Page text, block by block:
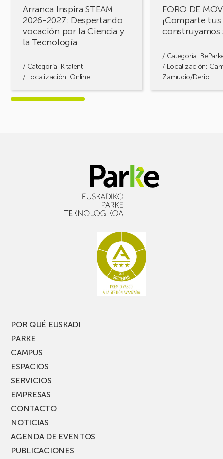
Arranca Inspira STEAM
2026-2027: Despertando
vocación por la Ciencia y
la Tecnología
/ Categoría: K·talent
/ Localización: Online
Ciencia
Tecnología
FORO DE
¡Comparte
construyamos
/ Categoría:
/ Localización:
Zamudio/Derio
POR QUÉ EUSKADI
PARKE
CAMPUS
ESPACIOS
SERVICIOS
EMPRESAS
CONTACTO
NOTICIAS
AGENDA DE EVENTOS
PUBLICACIONES